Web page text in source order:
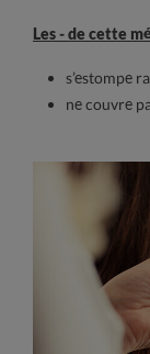
Les - de cette
s’estompe
ne couvre